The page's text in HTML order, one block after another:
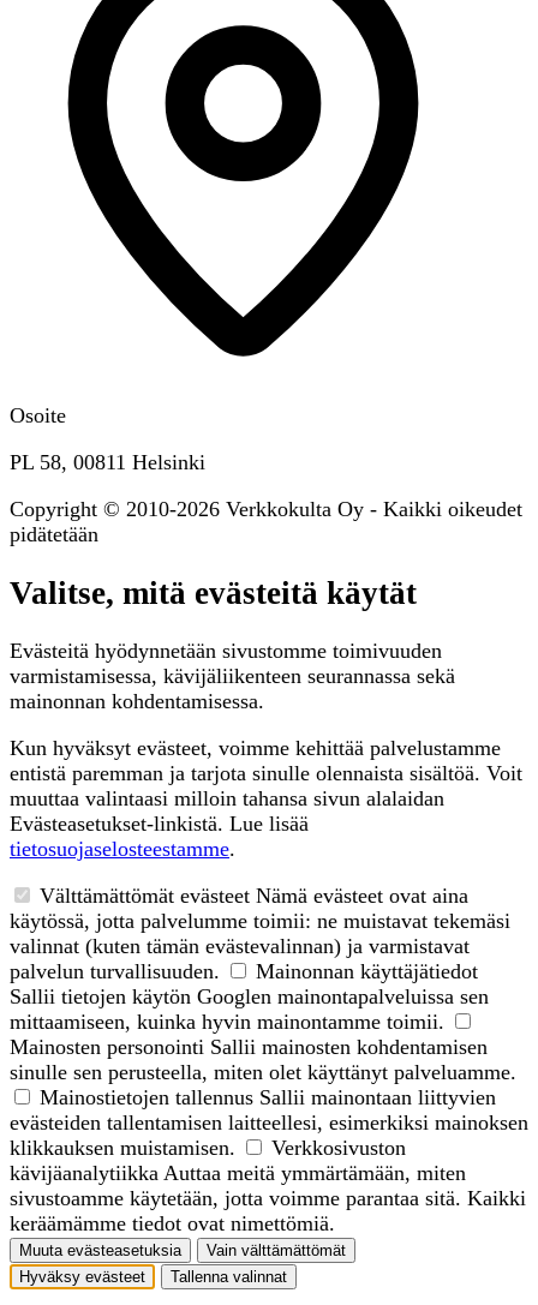
Osoite
PL 58, 00811 Helsinki
Copyright © 2010-2026 Verkkokulta Oy - Kaikki oikeudet
pidätetään
Valitse, mitä evästeitä käytät
Evästeitä hyödynnetään sivustomme toimivuuden
varmistamisessa, kävijäliikenteen seurannassa sekä
mainonnan kohdentamisessa.
Kun hyväksyt evästeet, voimme kehittää palvelustamme
entistä paremman ja tarjota sinulle olennaista sisältöä. Voit
muuttaa valintaasi milloin tahansa sivun alalaidan
Evästeasetukset-linkistä. Lue lisää
tietosuojaselosteestamme.
Välttämättömät evästeet Nämä evästeet ovat aina
käytössä, jotta palvelumme toimii: ne muistavat tekemäsi
valinnat (kuten tämän evästevalinnan) ja varmistavat
palvelun turvallisuuden.
Mainonnan käyttäjätiedot
Sallii tietojen käytön Googlen mainontapalveluissa sen
mittaamiseen, kuinka hyvin mainontamme toimii.
Mainosten personointi Sallii mainosten kohdentamisen
sinulle sen perusteella, miten olet käyttänyt palveluamme.
Mainostietojen tallennus Sallii mainontaan liittyvien
evästeiden tallentamisen laitteellesi, esimerkiksi mainoksen
klikkauksen muistamisen.
Verkkosivuston
kävijäanalytiikka Auttaa meitä ymmärtämään, miten
sivustoamme käytetään, jotta voimme parantaa sitä. Kaikki
keräämämme tiedot ovat nimettömiä.
Muuta evästeasetuksia
Vain välttämättömät
Hyväksy evästeet
Tallenna valinnat